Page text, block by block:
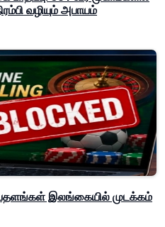
வழியும் அபாயம்
இலங்கையில் முடக்கம்